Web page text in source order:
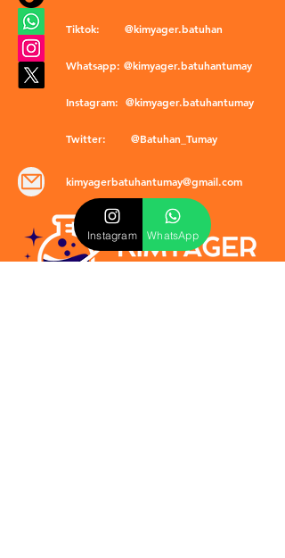
Tiktok: @kimyager.batuhan
Whatsapp: @kimyager.batuhantumay
Instagram: @kimyager.batuhantumay
Twitter: @Batuhan_Tumay
kimyagerbatuhantumay@gmail.com
Instagram WhatsApp